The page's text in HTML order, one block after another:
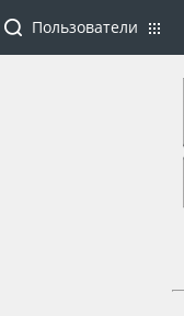
Пользователи